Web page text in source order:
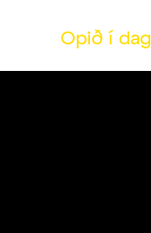
Opið í dag